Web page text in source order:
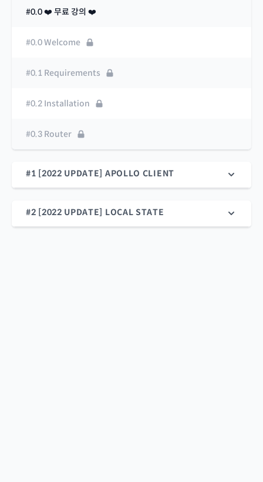
#0.0 ❤️ 무료 강의 ❤️
#0.0 Welcome
#0.1 Requirements
#0.2 Installation
#0.3 Router
#1 [2022 UPDATE] APOLLO CLIENT
#2 [2022 UPDATE] LOCAL STATE